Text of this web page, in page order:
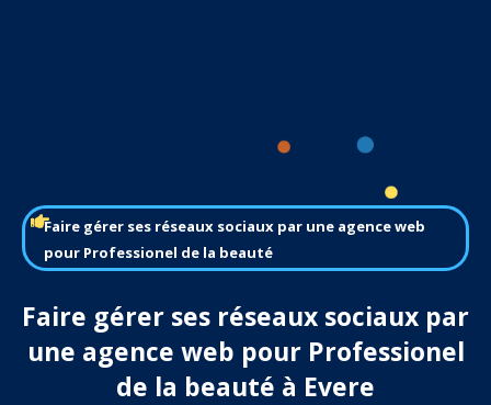
Faire gérer ses réseaux sociaux par une agence web
pour Professionel de la beauté
Faire gérer ses réseaux sociaux par
une agence web pour Professionel
de la beauté à Evere